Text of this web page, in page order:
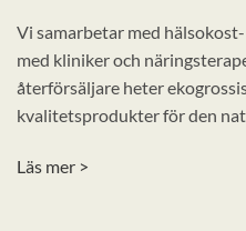
Vi samarbetar med
med kliniker och
återförsäljare heter
kvalitetsprodukter för den
Läs mer >